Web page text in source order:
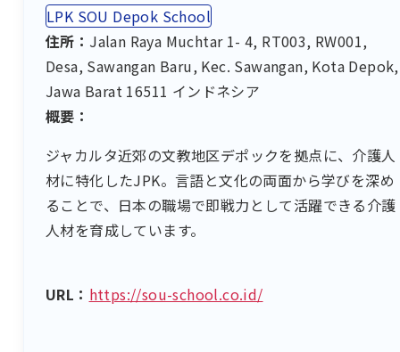
LPK SOU Depok School
住所： Jalan Raya Muchtar 1- 4, RT003, RW001,
Desa, Sawangan Baru, Kec. Sawangan, Kota Depok,
Jawa Barat 16511 インドネシア
概要：
ジャカルタ近郊の文教地区デポックを拠点に、介護人
材に特化したJPK。言語と文化の両面から学びを深め
ることで、日本の職場で即戦力として活躍できる介護
人材を育成しています。
URL： https://sou-school.co.id/